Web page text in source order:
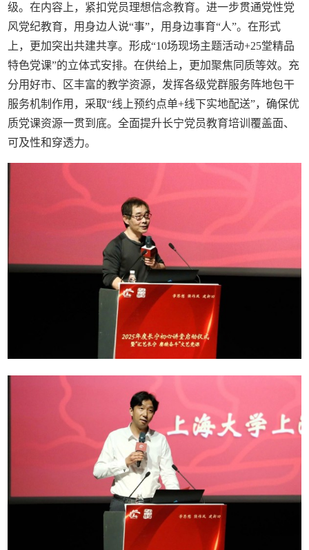
级。在内容上，紧扣党员理想信念教育。进一步贯通党性党
风党纪教育，用身边人说“事”，用身边事育“人”。在形式
上，更加突出共建共享。形成“10场现场主题活动+25堂精品
特色党课”的立体式安排。在供给上，更加聚焦同质等效。充
分用好市、区丰富的教学资源，发挥各级党群服务阵地包干
服务机制作用，采取“线上预约点单+线下实地配送”，确保优
质党课资源一贯到底。全面提升长宁党员教育培训覆盖面、
可及性和穿透力。